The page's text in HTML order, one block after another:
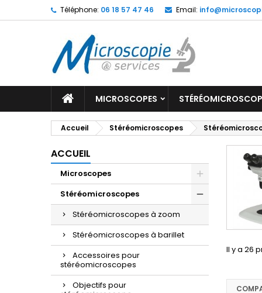
Téléphone: 06 18 57 47 46 Email:
MICROSCOPES
Accueil Stéréomicroscopes
ACCUEIL
Microscopes
Stéréomicroscopes
Stéréomicroscopes à zoom
Stéréomicroscopes à barillet
Accessoires pour
stéréomicroscopes
Objectifs pour
Il y a 26